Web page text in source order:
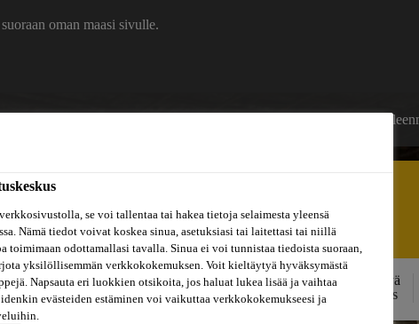
oman maasi sivulle.
Inspiraatiot
ja
konseptit
Dokumenttikirjasto
Tietoa
meistä
Kestävä
kehitys
se voi tallentaa tai hakea tietoja selaimesta yleensä
Nämä tiedot voivat koskea sinua, asetuksiasi tai laitettasi tai niillä
toimimaan odottamallasi tavalla. Sinua ei voi tunnistaa tiedoista suoraan,
yksilöllisemmän verkkokokemuksen. Voit kieltäytyä hyväksymästä
Napsauta eri luokkien otsikoita, jos haluat lukea lisää ja vaihtaa
evästeiden estäminen voi vaikuttaa verkkokokemukseesi ja